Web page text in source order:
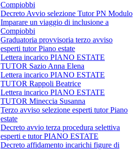
Compiobbi
Decreto Avvio selezione Tutor PN Modulo
Imparare un viaggio di inclusione a
Compiobbi
Graduatoria provvisoria terzo avviso
esperti tutor Piano estate
Lettera incarico PIANO ESTATE
TUTOR Sazio Anna Elena
Lettera incarico PIANO ESTATE
TUTOR Rappoli Beatrice
Lettera incarico PIANO ESTATE
TUTOR Mineccia Susanna
Terzo avviso selezione esperti tutor Piano
estate
Decreto avvio terza procedura selettiva
esperti e tutor PIANO ESTATE
Decreto affidamento incarichi figure di